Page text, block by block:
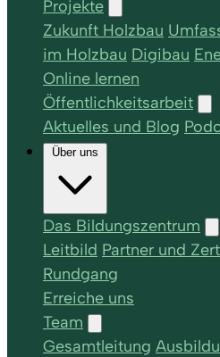
Projekte
Zukunft Holzbau
im Holzbau Digibau
Online lernen
Öffentlichkeitsarbeit
Aktuelles und Blog
Über uns
Das Bildungszentrum
Leitbild Partner und
Rundgang
Erreiche uns
Team
Gesamtleitung